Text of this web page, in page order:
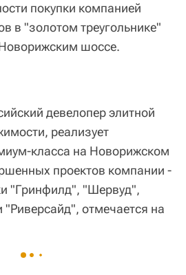
покупки компанией
в "золотом треугольнике"
шоссе.
девелопер элитной
реализует
класса на Новорижском
проектов компании -
"Гринфилд", "Шервуд",
отмечается на